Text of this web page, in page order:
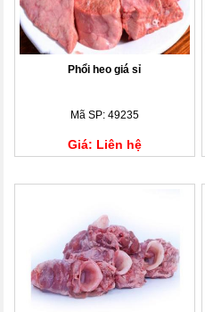
Phổi heo giá sỉ
Mã SP: 49235
Giá: Liên hệ